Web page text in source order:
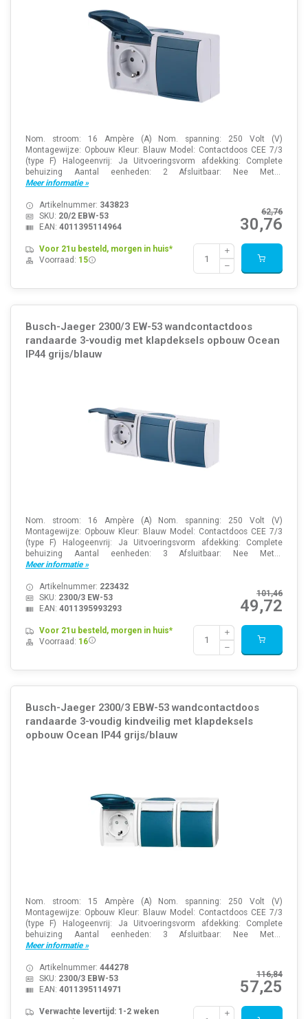
Nom. stroom: 16 Ampère (A) Nom. spanning: 250 Volt (V)
Montagewijze: Opbouw Kleur: Blauw Model: Contactdoos CEE 7/3
(type F) Halogeenvrij: Ja Uitvoeringsvorm afdekking: Complete
behuizing Aantal eenheden: 2 Afsluitbaar: Nee Met...
Meer informatie »
62,76
30,76
Artikelnummer: 343823
SKU: 20/2 EBW-53
EAN: 4011395114964
Voor 21u besteld, morgen in huis*
Voorraad: 15
Busch-Jaeger 2300/3 EW-53 wandcontactdoos
randaarde 3-voudig met klapdeksels opbouw Ocean
IP44 grijs/blauw
Nom. stroom: 16 Ampère (A) Nom. spanning: 250 Volt (V)
Montagewijze: Opbouw Kleur: Blauw Model: Contactdoos CEE 7/3
(type F) Halogeenvrij: Ja Uitvoeringsvorm afdekking: Complete
behuizing Aantal eenheden: 3 Afsluitbaar: Nee Met...
Meer informatie »
101,46
49,72
Artikelnummer: 223432
SKU: 2300/3 EW-53
EAN: 4011395993293
Voor 21u besteld, morgen in huis*
Voorraad: 16
Busch-Jaeger 2300/3 EBW-53 wandcontactdoos
randaarde 3-voudig kindveilig met klapdeksels
opbouw Ocean IP44 grijs/blauw
Nom. stroom: 15 Ampère (A) Nom. spanning: 250 Volt (V)
Montagewijze: Opbouw Kleur: Blauw Model: Contactdoos CEE 7/3
(type F) Halogeenvrij: Ja Uitvoeringsvorm afdekking: Complete
behuizing Aantal eenheden: 3 Afsluitbaar: Nee Met...
Meer informatie »
116,84
57,25
Artikelnummer: 444278
SKU: 2300/3 EBW-53
EAN: 4011395114971
Verwachte levertijd: 1-2 weken